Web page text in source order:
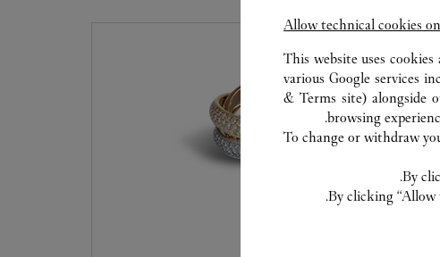
Allow technical cookies
This website uses
various Google services
& Terms site) alongside
browsing
To change or withdraw
By
By clicking “Allow